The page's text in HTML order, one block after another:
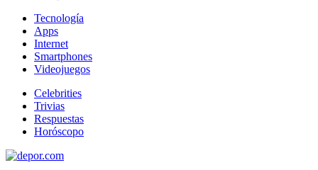
Tecnología
Apps
Internet
Smartphones
Videojuegos
Celebrities
Trivias
Respuestas
Horóscopo